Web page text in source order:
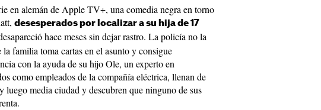
en alemán de Apple TV+, una comedia negra en torno
desesperados por localizar a su hija de 17
hace meses sin dejar rastro. La policía no la
familia toma cartas en el asunto y consigue
con la ayuda de su hijo Ole, un experto en
como empleados de la compañía eléctrica, llenan de
luego media ciudad y descubren que ninguno de sus